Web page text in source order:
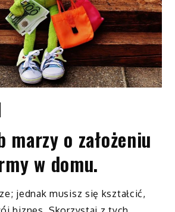
marzy o założeniu
w domu.
jednak musisz się kształcić,